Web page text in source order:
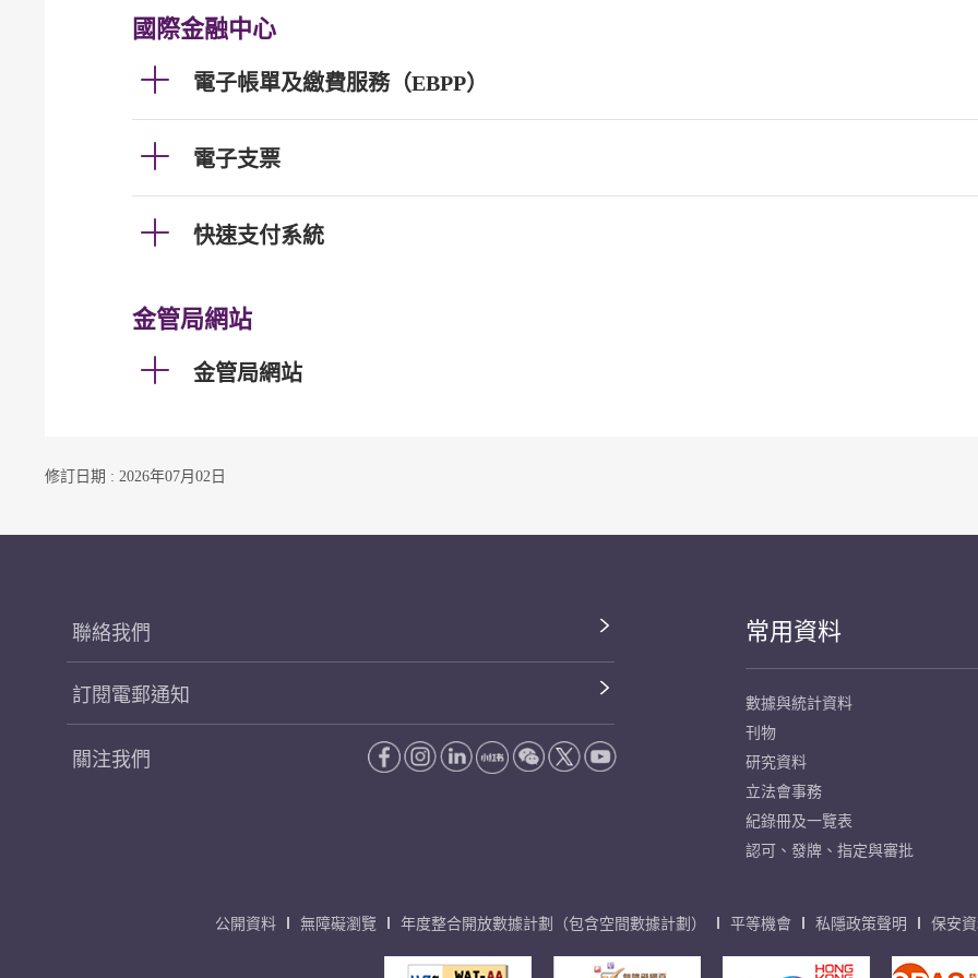
國際金融中心
電子帳單及繳費服務（EBPP）
電子支票
快速支付系統
金管局網站
金管局網站
修訂日期 : 2026年07月02日
聯絡我們
訂閱電郵通知
關注我們
常用資料
數據與統計資料
刊物
研究資料
立法會事務
紀錄冊及一覽表
認可、發牌、指定與審批
公開資料 無障礙瀏覽 年度整合開放數據計劃（包含空間數據計劃） 平等機會 私隱政策聲明 保安